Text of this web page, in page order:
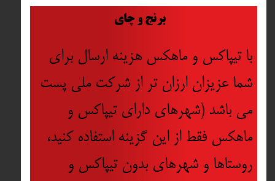
برنج و چای
با تیپاکس و ماهکس هزینه ارسال برای
شما عزیزان ارزان تر از شرکت ملی پست
می باشد (شهرهای دارای تیپاکس و
ماهکس فقط از این گزینه استفاده کنید،
روستاها و شهرهای بدون تیپاکس و